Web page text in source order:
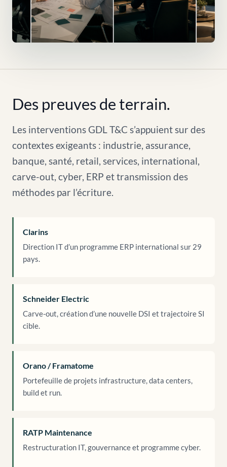
Des preuves de terrain.
Les interventions GDL T&C s’appuient sur des
contextes exigeants : industrie, assurance,
banque, santé, retail, services, international,
carve-out, cyber, ERP et transmission des
méthodes par l’écriture.
Clarins
Direction IT d’un programme ERP international sur 29
pays.
Schneider Electric
Carve-out, création d’une nouvelle DSI et trajectoire SI
cible.
Orano / Framatome
Portefeuille de projets infrastructure, data centers,
build et run.
RATP Maintenance
Restructuration IT, gouvernance et programme cyber.